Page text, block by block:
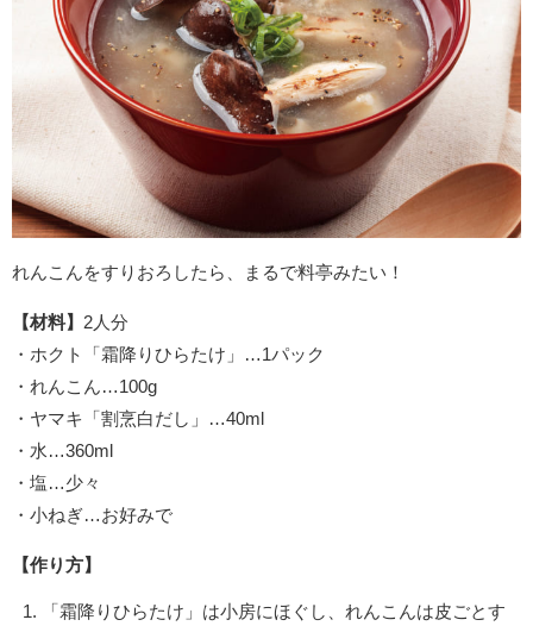
れんこんをすりおろしたら、まるで料亭みたい！
【材料】 2人分
・ホクト「霜降りひらたけ」…1パック
・れんこん…100g
・ヤマキ「割烹白だし」…40ml
・水…360ml
・塩…少々
・小ねぎ…お好みで
【作り方】
「霜降りひらたけ」は小房にほぐし、れんこんは皮ごとす